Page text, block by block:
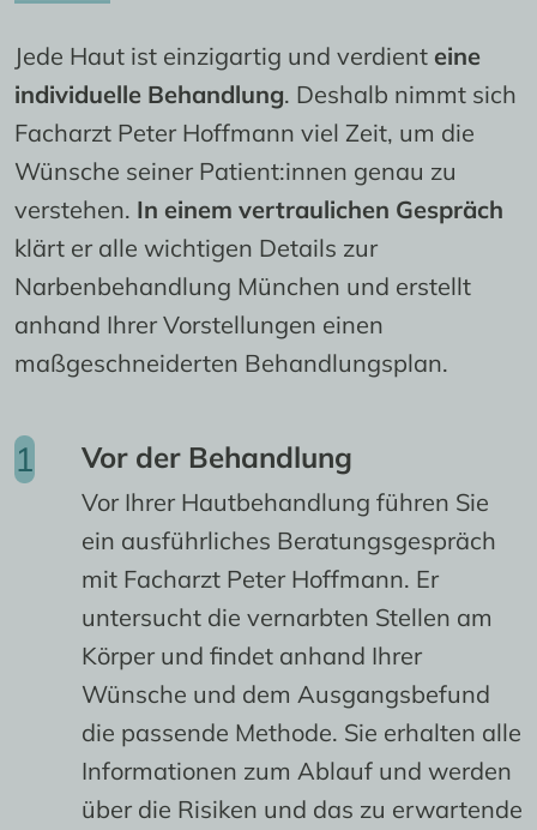
Jede Haut ist einzigartig und verdient eine
individuelle Behandlung. Deshalb nimmt sich
Facharzt Peter Hoffmann viel Zeit, um die
Wünsche seiner Patient:innen genau zu
verstehen. In einem vertraulichen Gespräch
klärt er alle wichtigen Details zur
Narbenbehandlung München und erstellt
anhand Ihrer Vorstellungen einen
maßgeschneiderten Behandlungsplan.
Vor der Behandlung
Vor Ihrer Hautbehandlung führen Sie
ein ausführliches Beratungsgespräch
mit Facharzt Peter Hoffmann. Er
untersucht die vernarbten Stellen am
Körper und findet anhand Ihrer
Wünsche und dem Ausgangsbefund
die passende Methode. Sie erhalten alle
Informationen zum Ablauf und werden
über die Risiken und das zu erwartende